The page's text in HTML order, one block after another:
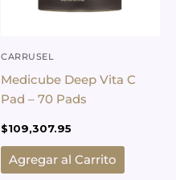
CARRUSEL
Medicube Deep Vita C
Pad – 70 Pads
$109,307.95
Agregar al Carrito